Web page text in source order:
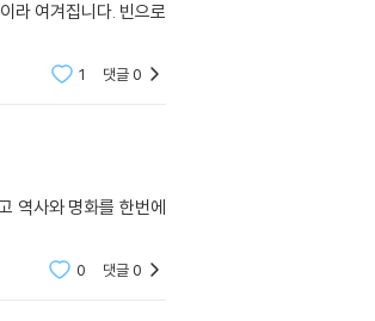
라 여겨집니다. 빈으로
1 댓글0
역사와 명화를 한번에
0 댓글0